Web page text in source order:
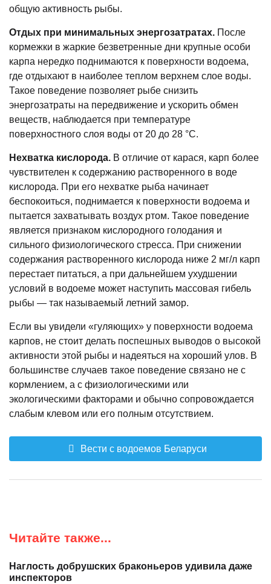
общую активность рыбы.
Отдых при минимальных энергозатратах. После
кормежки в жаркие безветренные дни крупные особи
карпа нередко поднимаются к поверхности водоема,
где отдыхают в наиболее теплом верхнем слое воды.
Такое поведение позволяет рыбе снизить
энергозатраты на передвижение и ускорить обмен
веществ, наблюдается при температуре
поверхностного слоя воды от 20 до 28 °C.
Нехватка кислорода. В отличие от карася, карп более
чувствителен к содержанию растворенного в воде
кислорода. При его нехватке рыба начинает
беспокоиться, поднимается к поверхности водоема и
пытается захватывать воздух ртом. Такое поведение
является признаком кислородного голодания и
сильного физиологического стресса. При снижении
содержания растворенного кислорода ниже 2 мг/л карп
перестает питаться, а при дальнейшем ухудшении
условий в водоеме может наступить массовая гибель
рыбы — так называемый летний замор.
Если вы увидели «гуляющих» у поверхности водоема
карпов, не стоит делать поспешных выводов о высокой
активности этой рыбы и надеяться на хороший улов. В
большинстве случаев такое поведение связано не с
кормлением, а с физиологическими или
экологическими факторами и обычно сопровождается
слабым клевом или его полным отсутствием.
Вести с водоемов Беларуси
Читайте также...
Наглость добрушских браконьеров удивила даже
инспекторов